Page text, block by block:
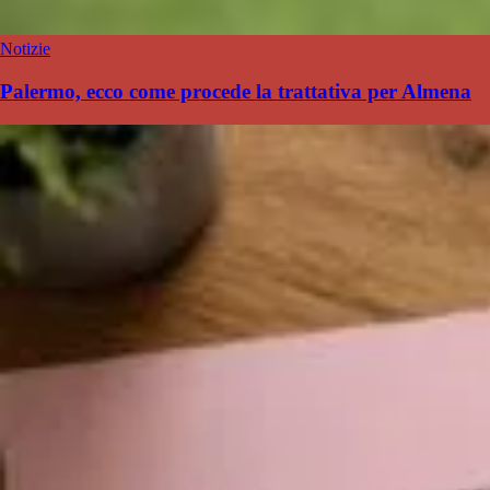
Notizie
Palermo, ecco come procede la trattativa per Almena